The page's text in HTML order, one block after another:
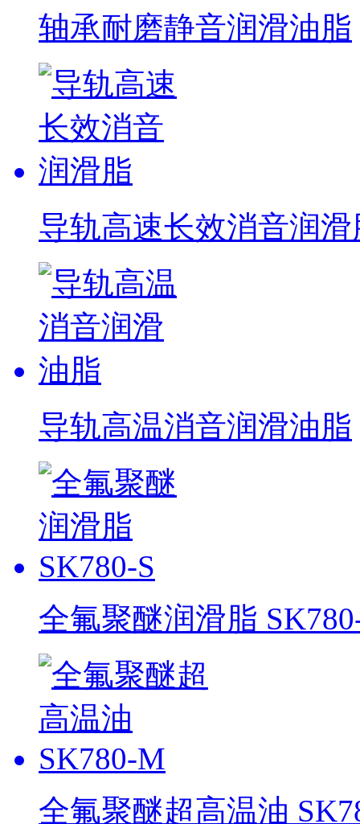
轴承耐磨静音润滑油脂
导轨高速长效消音润滑
导轨高温消音润滑油脂
全氟聚醚润滑脂
全氟聚醚超高温油